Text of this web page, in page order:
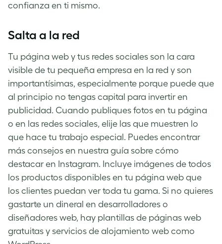
confianza en ti mismo.
Salta a la red
Tu página web y tus redes sociales son la cara
visible de tu pequeña empresa en la red y son
importantísimas, especialmente porque puede que
al principio no tengas capital para invertir en
publicidad. Cuando publiques fotos en tu página
o en las redes sociales, elije las que muestren lo
que hace tu trabajo especial. Puedes encontrar
más consejos en nuestra guía sobre cómo
destacar en Instagram. Incluye imágenes de todos
los productos disponibles en tu página web que
los clientes puedan ver toda tu gama. Si no quieres
gastarte un dineral en desarrolladores o
diseñadores web, hay plantillas de páginas web
gratuitas y servicios de alojamiento web como